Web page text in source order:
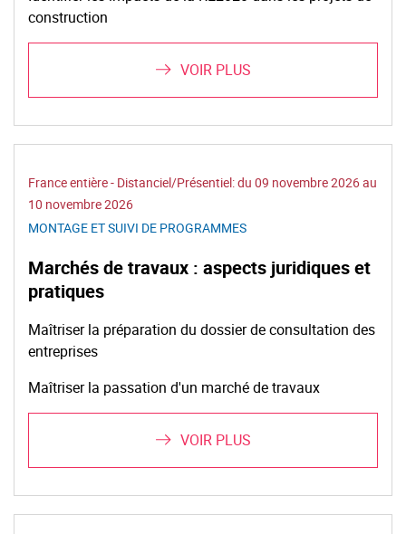
construction
VOIR PLUS
France entière - Distanciel/Présentiel: du 09 novembre 2026 au
10 novembre 2026
MONTAGE ET SUIVI DE PROGRAMMES
Marchés de travaux : aspects juridiques et
pratiques
Maîtriser la préparation du dossier de consultation des
entreprises
Maîtriser la passation d'un marché de travaux
VOIR PLUS